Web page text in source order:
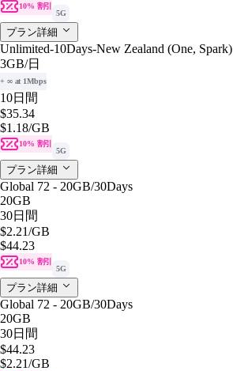
10% 割引
5G
プラン詳細
Unlimited-10Days-New Zealand (One, Spark)
3GB/日
+ ∞ at 1Mbps
10日間
$35.34
$1.18/GB
10% 割引
5G
プラン詳細
Global 72 - 20GB/30Days
20GB
30日間
$2.21/GB
$44.23
10% 割引
5G
プラン詳細
Global 72 - 20GB/30Days
20GB
30日間
$44.23
$2.21/GB